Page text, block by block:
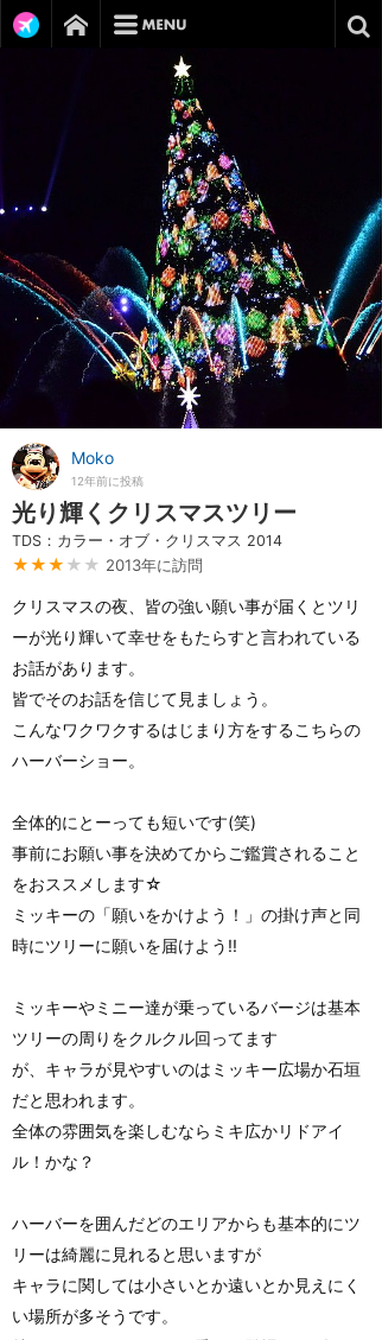
Moko
12年前に投稿
光り輝くクリスマスツリー
TDS：カラー・オブ・クリスマス 2014
★★★ ★★ 2013年に訪問
クリスマスの夜、皆の強い願い事が届くとツリ
ーが光り輝いて幸せをもたらすと言われている
お話があります。
皆でそのお話を信じて見ましょう。
こんなワクワクするはじまり方をするこちらの
ハーバーショー。
全体的にとーっても短いです(笑)
事前にお願い事を決めてからご鑑賞されること
をおススメします☆
ミッキーの「願いをかけよう！」の掛け声と同
時にツリーに願いを届けよう!!
ミッキーやミニー達が乗っているバージは基本
ツリーの周りをクルクル回ってます
が、キャラが見やすいのはミッキー広場か石垣
だと思われます。
全体の雰囲気を楽しむならミキ広かリドアイ
ル！かな？
ハーバーを囲んだどのエリアからも基本的にツ
リーは綺麗に見れると思いますが
キャラに関しては小さいとか遠いとか見えにく
い場所が多そうです。